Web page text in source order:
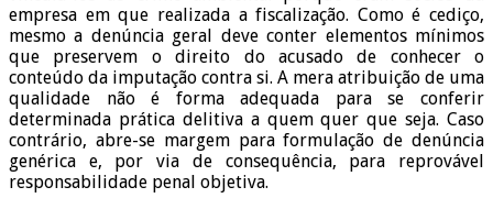
empresa em que realizada a fiscalização. Como é cediço,
mesmo a denúncia geral deve conter elementos mínimos
que preservem o direito do acusado de conhecer o
conteúdo da imputação contra si. A mera atribuição de uma
qualidade não é forma adequada para se conferir
determinada prática delitiva a quem quer que seja. Caso
contrário, abre-se margem para formulação de denúncia
genérica e, por via de consequência, para reprovável
responsabilidade penal objetiva.